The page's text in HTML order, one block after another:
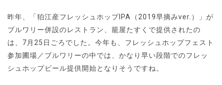
昨年、「狛江産フレッシュホップIPA（2019早摘みver.）」が
ブルワリー併設のレストラン、籠屋たすくで提供されたの
は、7月25日ごろでした。今年も、フレッシュホップフェスト
参加圃場／ブルワリーの中では、かなり早い段階でのフレッ
シュホップビール提供開始となりそうですね。